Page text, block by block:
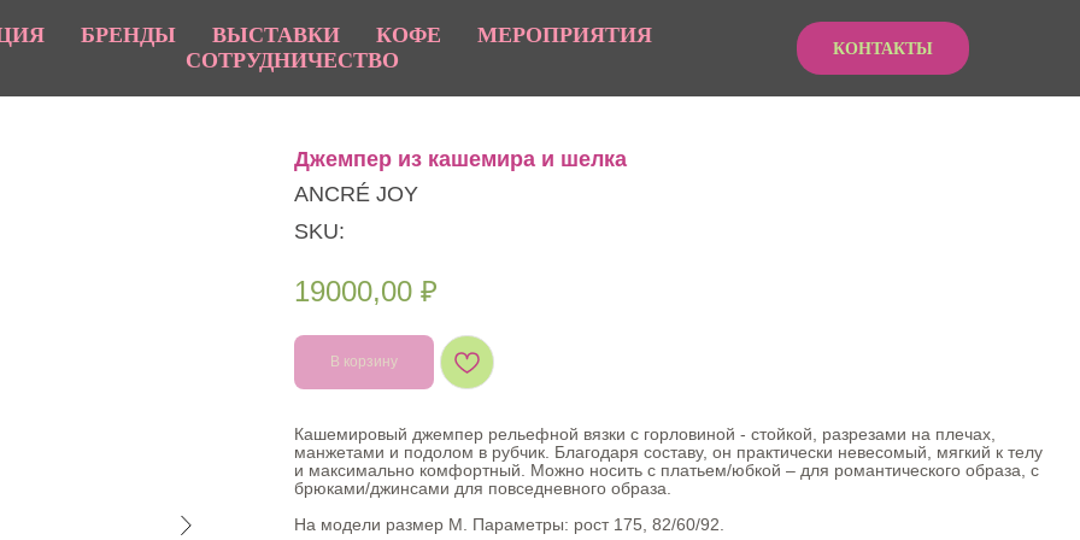
БРЕНДЫ ВЫСТАВКИ КОФЕ
МЕРОПРИЯТИЯ
СОТРУДНИЧЕСТВО
КОНТАКТЫ
Джемпер из кашемира и шелка
ANCRÉ JOY
SKU:
19000,00 ₽
В корзину
Кашемировый джемпер рельефной вязки с горловиной - стойкой, разрезами на плечах,
манжетами и подолом в рубчик. Благодаря составу, он практически невесомый, мягкий к телу
и максимально комфортный. Можно носить с платьем/юбкой – для романтического образа, с
брюками/джинсами для повседневного образа.
На модели размер M. Параметры: рост 175, 82/60/92.